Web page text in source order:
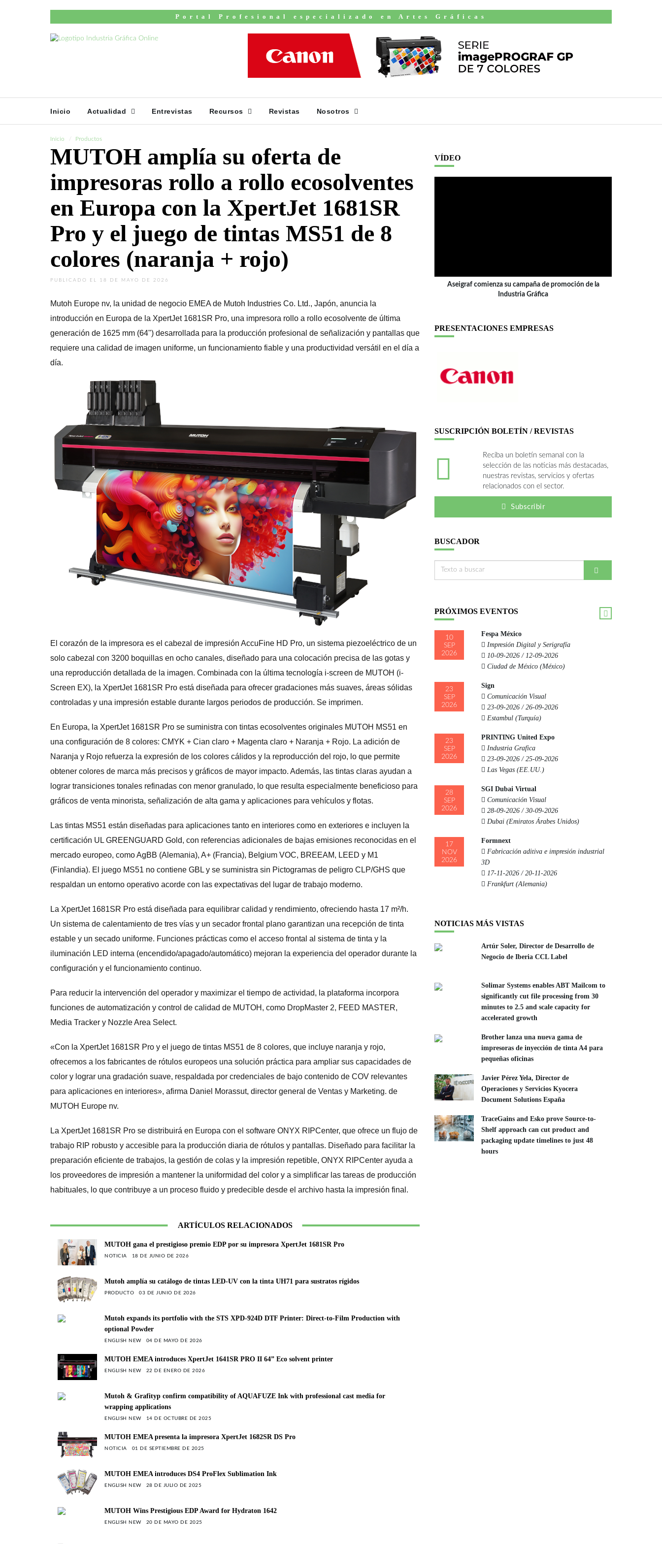
Portal Profesional especializado en Artes Gráficas
Inicio Actualidad Entrevistas Recursos Revistas Nosotros
Inicio Productos
MUTOH amplía su oferta de
impresoras rollo a rollo ecosolventes
en Europa con la XpertJet 1681SR
Pro y el juego de tintas MS51 de 8
colores (naranja + rojo)
PUBLICADO EL 18 DE MAYO DE 2026
Mutoh Europe nv, la unidad de negocio EMEA de Mutoh Industries Co. Ltd., Japón, anuncia la
introducción en Europa de la XpertJet 1681SR Pro, una impresora rollo a rollo ecosolvente de última
generación de 1625 mm (64") desarrollada para la producción profesional de señalización y pantallas que
requiere una calidad de imagen uniforme, un funcionamiento fiable y una productividad versátil en el día a
día.
El corazón de la impresora es el cabezal de impresión AccuFine HD Pro, un sistema piezoeléctrico de un
solo cabezal con 3200 boquillas en ocho canales, diseñado para una colocación precisa de las gotas y
una reproducción detallada de la imagen. Combinada con la última tecnología i-screen de MUTOH (i-
Screen EX), la XpertJet 1681SR Pro está diseñada para ofrecer gradaciones más suaves, áreas sólidas
controladas y una impresión estable durante largos periodos de producción. Se imprimen.
En Europa, la XpertJet 1681SR Pro se suministra con tintas ecosolventes originales MUTOH MS51 en
una configuración de 8 colores: CMYK + Cian claro + Magenta claro + Naranja + Rojo. La adición de
Naranja y Rojo refuerza la expresión de los colores cálidos y la reproducción del rojo, lo que permite
obtener colores de marca más precisos y gráficos de mayor impacto. Además, las tintas claras ayudan a
lograr transiciones tonales refinadas con menor granulado, lo que resulta especialmente beneficioso para
gráficos de venta minorista, señalización de alta gama y aplicaciones para vehículos y flotas.
Las tintas MS51 están diseñadas para aplicaciones tanto en interiores como en exteriores e incluyen la
certificación UL GREENGUARD Gold, con referencias adicionales de bajas emisiones reconocidas en el
mercado europeo, como AgBB (Alemania), A+ (Francia), Belgium VOC, BREEAM, LEED y M1
(Finlandia). El juego MS51 no contiene GBL y se suministra sin Pictogramas de peligro CLP/GHS que
respaldan un entorno operativo acorde con las expectativas del lugar de trabajo moderno.
La XpertJet 1681SR Pro está diseñada para equilibrar calidad y rendimiento, ofreciendo hasta 17 m²/h.
Un sistema de calentamiento de tres vías y un secador frontal plano garantizan una recepción de tinta
estable y un secado uniforme. Funciones prácticas como el acceso frontal al sistema de tinta y la
iluminación LED interna (encendido/apagado/automático) mejoran la experiencia del operador durante la
configuración y el funcionamiento continuo.
Para reducir la intervención del operador y maximizar el tiempo de actividad, la plataforma incorpora
funciones de automatización y control de calidad de MUTOH, como DropMaster 2, FEED MASTER,
Media Tracker y Nozzle Area Select.
«Con la XpertJet 1681SR Pro y el juego de tintas MS51 de 8 colores, que incluye naranja y rojo,
ofrecemos a los fabricantes de rótulos europeos una solución práctica para ampliar sus capacidades de
color y lograr una gradación suave, respaldada por credenciales de bajo contenido de COV relevantes
para aplicaciones en interiores», afirma Daniel Morassut, director general de Ventas y Marketing. de
MUTOH Europe nv.
La XpertJet 1681SR Pro se distribuirá en Europa con el software ONYX RIPCenter, que ofrece un flujo de
trabajo RIP robusto y accesible para la producción diaria de rótulos y pantallas. Diseñado para facilitar la
preparación eficiente de trabajos, la gestión de colas y la impresión repetible, ONYX RIPCenter ayuda a
los proveedores de impresión a mantener la uniformidad del color y a simplificar las tareas de producción
habituales, lo que contribuye a un proceso fluido y predecible desde el archivo hasta la impresión final.
ARTÍCULOS RELACIONADOS
MUTOH gana el prestigioso premio EDP por su impresora XpertJet 1681SR Pro
NOTICIA 18 DE JUNIO DE 2026
Mutoh amplía su catálogo de tintas LED-UV con la tinta UH71 para sustratos rígidos
PRODUCTO 03 DE JUNIO DE 2026
Mutoh expands its portfolio with the STS XPD-924D DTF Printer: Direct-to-Film Production with
optional Powder
ENGLISH NEW 04 DE MAYO DE 2026
MUTOH EMEA introduces XpertJet 1641SR PRO II 64” Eco solvent printer
ENGLISH NEW 22 DE ENERO DE 2026
Mutoh & Grafityp confirm compatibility of AQUAFUZE Ink with professional cast media for
wrapping applications
ENGLISH NEW 14 DE OCTUBRE DE 2025
MUTOH EMEA presenta la impresora XpertJet 1682SR DS Pro
NOTICIA 01 DE SEPTIEMBRE DE 2025
MUTOH EMEA introduces DS4 ProFlex Sublimation Ink
ENGLISH NEW 28 DE JULIO DE 2025
MUTOH Wins Prestigious EDP Award for Hydraton 1642
ENGLISH NEW 20 DE MAYO DE 2025
VÍDEO
Aseigraf comienza su campaña de promoción de la
Industria Gráfica
PRESENTACIONES EMPRESAS
SUSCRIPCIÓN BOLETÍN / REVISTAS
Reciba un boletín semanal con la
selección de las noticias más destacadas,
nuestras revistas, servicios y ofertas
relacionados con el sector.
Subscribir
BUSCADOR
PRÓXIMOS EVENTOS
10
SEP
2026
Fespa México
Impresión Digital y Serigrafía
10-09-2026 / 12-09-2026
Ciudad de México (México)
23
SEP
2026
Sign
Comunicación Visual
23-09-2026 / 26-09-2026
Estambul (Turquía)
23
SEP
2026
PRINTING United Expo
Industria Grafica
23-09-2026 / 25-09-2026
Las Vegas (EE.UU.)
28
SEP
2026
SGI Dubai Virtual
Comunicación Visual
28-09-2026 / 30-09-2026
Dubai (Emiratos Árabes Unidos)
17
NOV
2026
Formnext
Fabricación aditiva e impresión industrial
3D
17-11-2026 / 20-11-2026
Frankfurt (Alemania)
NOTICIAS MÁS VISTAS
Artúr Soler, Director de Desarrollo de
Negocio de Iberia CCL Label
Solimar Systems enables ABT Mailcom to
significantly cut file processing from 30
minutes to 2.5 and scale capacity for
accelerated growth
Brother lanza una nueva gama de
impresoras de inyección de tinta A4 para
pequeñas oficinas
Javier Pérez Yela, Director de
Operaciones y Servicios Kyocera
Document Solutions España
TraceGains and Esko prove Source-to-
Shelf approach can cut product and
packaging update timelines to just 48
hours